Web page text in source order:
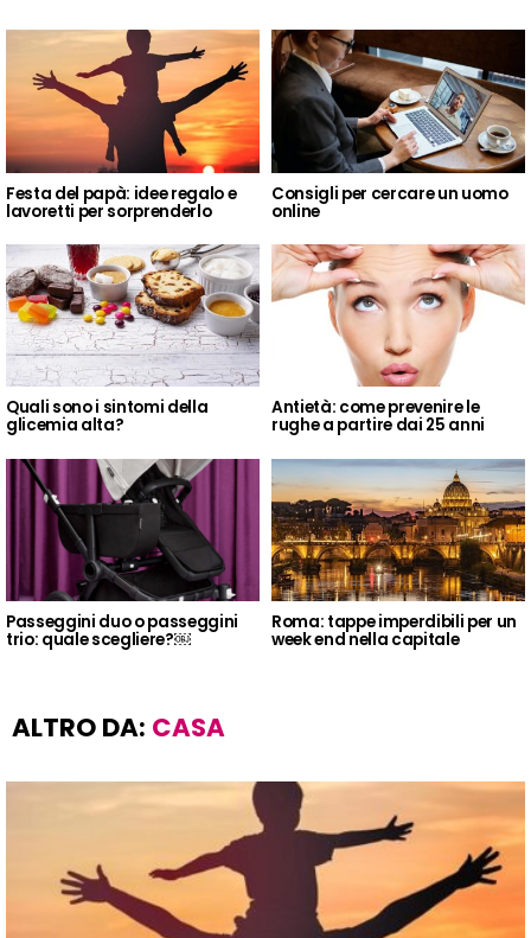
Festa del papà: idee regalo e
lavoretti per sorprenderlo
Consigli per cercare un uomo
online
Quali sono i sintomi della
glicemia alta?
Antietà: come prevenire le
rughe a partire dai 25 anni
Passeggini duo o passeggini
trio: quale scegliere?￼
Roma: tappe imperdibili per un
week end nella capitale
ALTRO DA: CASA